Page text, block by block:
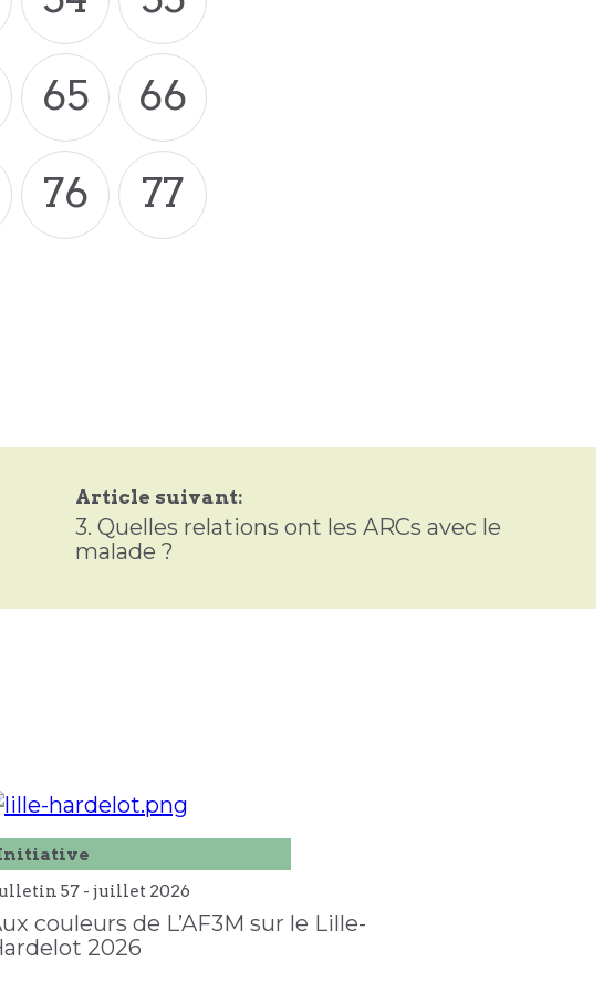
65
66
76
77
Article suivant:
3.Quelles relations ont les ARCs avec le
malade ?
57 - juillet 2026
couleurs de L’AF3M sur le Lille-
2026